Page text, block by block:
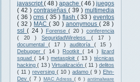
javascript( 48 )apache ( 46 ) juegos
( 42 ) contraseñas ( 39 ) multimedia
( 36 )cms( 35 ) flash ( 33 )eventos
( 32 ) MAC( 30 ) anonymous ( 28 )
ssl( 24 ) Forense( 20 ) conferencia
( 20 )SeguridadWireless ( 17 )
documental ( 17 ) auditoría ( 15 )
Debugger( 14 ) Rootkit ( 14 ) lizard
squad ( 14 )metasploit( 13 ) técnicas
hacking( 13 )Virtualización ( 11 ) delitos
( 11 ) reversing ( 10 ) adamo ( 9 ) Ehn-
Dev ( 7 ) MAC Adress ( 6 ) antimalware